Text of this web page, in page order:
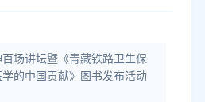
百场讲坛暨《青藏铁路卫生保
的中国贡献》图书发布活动